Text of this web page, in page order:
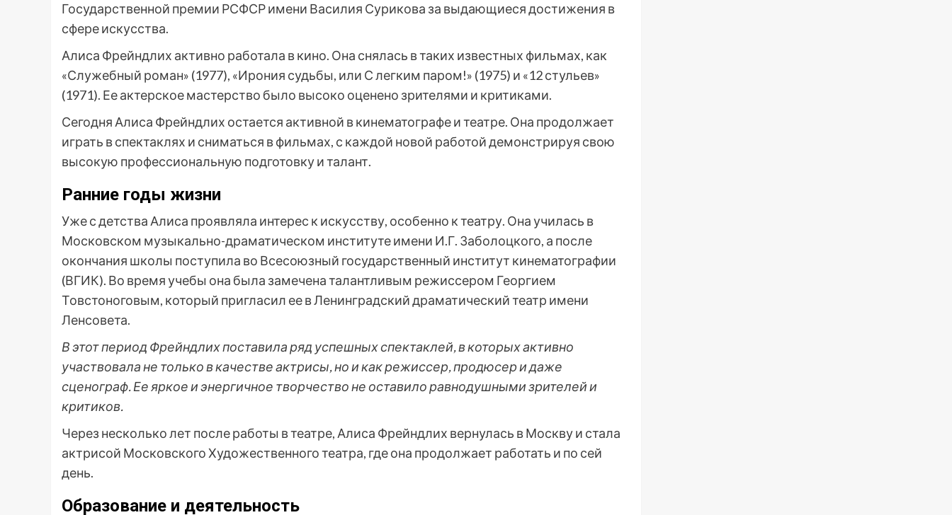
Государственной премии РСФСР имени Василия Сурикова за выдающиеся достижения в
сфере искусства.
Алиса Фрейндлих активно работала в кино. Она снялась в таких известных фильмах, как
«Служебный роман» (1977), «Ирония судьбы, или С легким паром!» (1975) и «12 стульев»
(1971). Ее актерское мастерство было высоко оценено зрителями и критиками.
Сегодня Алиса Фрейндлих остается активной в кинематографе и театре. Она продолжает
играть в спектаклях и сниматься в фильмах, с каждой новой работой демонстрируя свою
высокую профессиональную подготовку и талант.
Ранние годы жизни
Уже с детства Алиса проявляла интерес к искусству, особенно к театру. Она училась в
Московском музыкально-драматическом институте имени И.Г. Заболоцкого, а после
окончания школы поступила во Всесоюзный государственный институт кинематографии
(ВГИК). Во время учебы она была замечена талантливым режиссером Георгием
Товстоноговым, который пригласил ее в Ленинградский драматический театр имени
Ленсовета.
В этот период Фрейндлих поставила ряд успешных спектаклей, в которых активно
участвовала не только в качестве актрисы, но и как режиссер, продюсер и даже
сценограф. Ее яркое и энергичное творчество не оставило равнодушными зрителей и
критиков.
Через несколько лет после работы в театре, Алиса Фрейндлих вернулась в Москву и стала
актрисой Московского Художественного театра, где она продолжает работать и по сей
день.
Образование и деятельность